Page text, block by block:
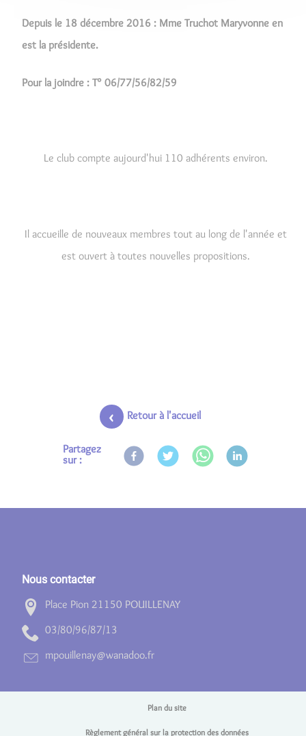
Depuis le 18 décembre 2016 : Mme Truchot Maryvonne en
est la présidente.
Pour la joindre : T° 06/77/56/82/59
Le club compte aujourd'hui 110 adhérents environ.
Il accueille de nouveaux membres tout au long de l'année et
est ouvert à toutes nouvelles propositions.
Retour à l'accueil
Partagez
sur :
Nous contacter
Place Pion 21150 POUILLENAY
31/78/69/08/30
rf.oodanaw@yanelliuopm
Plan du site
Règlement général sur la protection des données